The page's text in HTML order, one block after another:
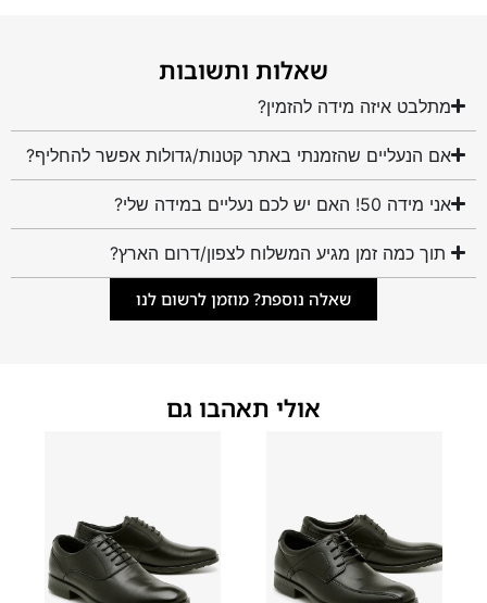
שאלות ותשובות
מתלבט איזה מידה להזמין?
אם הנעליים שהזמנתי באתר קטנות/גדולות אפשר להחליף?
אני מידה 50! האם יש לכם נעליים במידה שלי?
תוך כמה זמן מגיע המשלוח לצפון/דרום הארץ?
שאלה נוספת? מוזמן לרשום לנו
אולי תאהבו גם